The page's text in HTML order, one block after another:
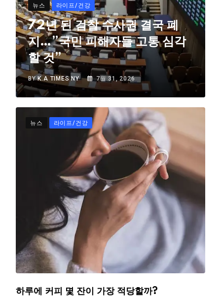
뉴스 라이프/건강
72년 된 검찰 수사권 결국 폐
지…”국민 피해자들 고통 심각
할 것”
BYK.A TIMES NY 7월 31, 2026
뉴스 라이프/건강
하루에 커피 몇 잔이 가장 적당할까?